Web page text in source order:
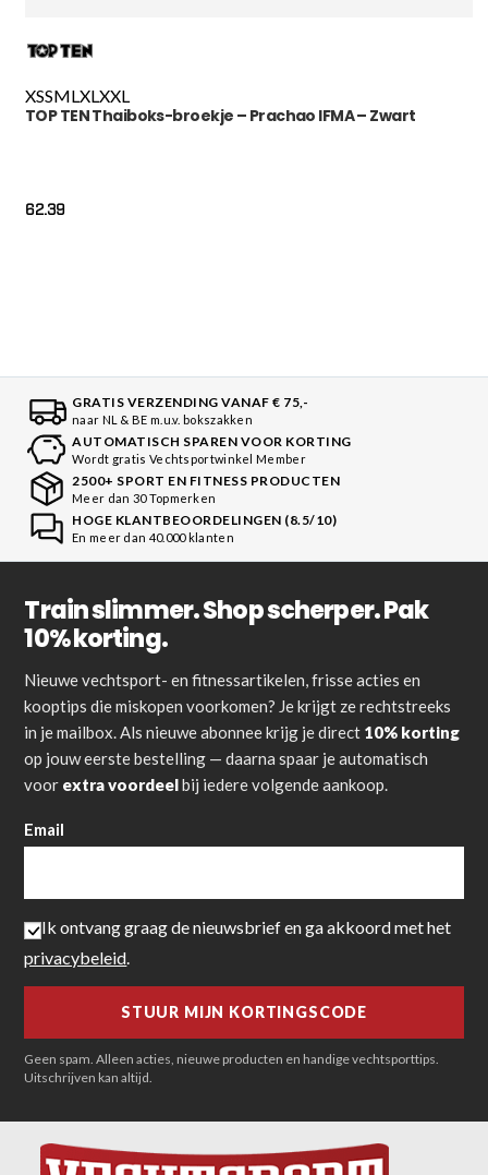
XSSML XL XXL
TOP TEN Thaiboks-broekje – Prachao IFMA – Zwart
62.39
GRATIS VERZENDING VANAF € 75,-
naar NL & BE m.u.v. bokszakken
AUTOMATISCH SPAREN VOOR KORTING
Wordt gratis Vechtsportwinkel Member
2500+ SPORT EN FITNESS PRODUCTEN
Meer dan 30 Topmerken
HOGE KLANTBEOORDELINGEN (8.5/10)
En meer dan 40.000 klanten
Train slimmer. Shop scherper. Pak
10% korting.
Nieuwe vechtsport- en fitnessartikelen, frisse acties en
kooptips die miskopen voorkomen? Je krijgt ze rechtstreeks
in je mailbox. Als nieuwe abonnee krijg je direct 10% korting
op jouw eerste bestelling — daarna spaar je automatisch
voor extra voordeelbij iedere volgende aankoop.
Email
Ik ontvang graag de nieuwsbrief en ga akkoord met het
privacybeleid
Geen spam. Alleen acties, nieuwe producten en handige vechtsporttips.
Uitschrijven kan altijd.